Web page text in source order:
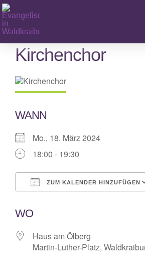
Zum
Inhalt
springen
Kirchenchor
WANN
Mo., 18. März 2024
18:00 - 19:30
ZUM KALENDER HINZUFÜGEN
WO
Haus am Ölberg
Martin-Luther-Platz,